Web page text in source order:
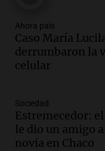
recordó su
siempre:
Viva la Radio
Episodios
más
de Casa del
Panorama
Episodios
Ahora país
Caso María
derrumbaron la
celular
Sociedad
Estremecedor:
le dio un amigo
novia en Chaco